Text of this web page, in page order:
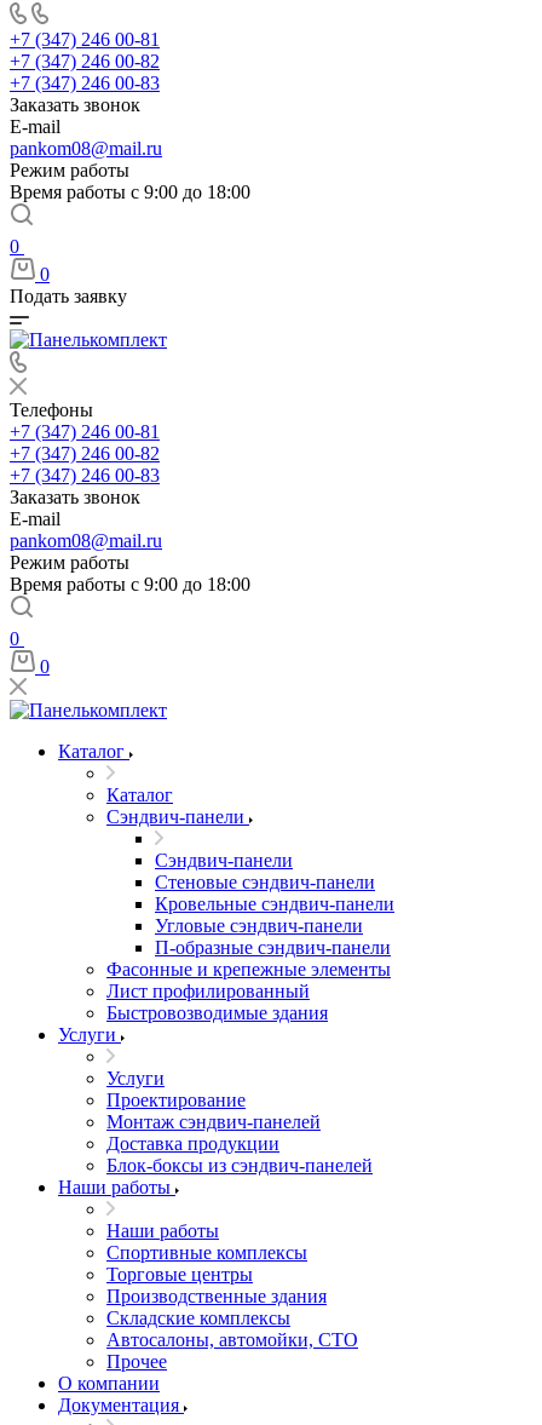
+7 (347) 246 00-81
+7 (347) 246 00-82
+7 (347) 246 00-83
Заказать звонок
E-mail
pankom08@mail.ru
Режим работы
Время работы с 9:00 до 18:00
0
0
Подать заявку
Телефоны
+7 (347) 246 00-81
+7 (347) 246 00-82
+7 (347) 246 00-83
Заказать звонок
E-mail
pankom08@mail.ru
Режим работы
Время работы с 9:00 до 18:00
0
0
Каталог
Каталог
Сэндвич-панели
Сэндвич-панели
Стеновые сэндвич-панели
Кровельные сэндвич-панели
Угловые сэндвич-панели
П-образные сэндвич-панели
Фасонные и крепежные элементы
Лист профилированный
Быстровозводимые здания
Услуги
Услуги
Проектирование
Монтаж сэндвич-панелей
Доставка продукции
Блок-боксы из сэндвич-панелей
Наши работы
Наши работы
Спортивные комплексы
Торговые центры
Производственные здания
Складские комплексы
Автосалоны, автомойки, СТО
Прочее
О компании
Документация